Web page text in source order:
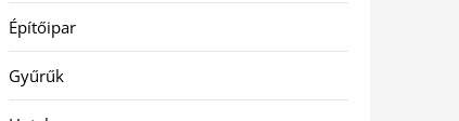
Építőipar
Gyűrűk